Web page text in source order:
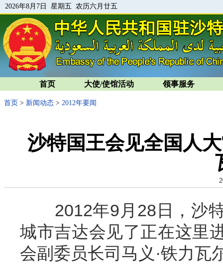
2026年8月7日 星期五 农历六月廿五
首页 大使/使馆活动 领事服务
首页 > 新闻动态 > 2012年要闻
沙特国王会见全国人
2012年9月28日，沙特
城市吉达会见了正在这里
会副委员长司马义·铁力瓦